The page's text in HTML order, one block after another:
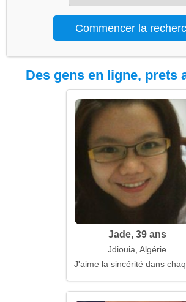
Des gens en ligne, prets
Jade, 39 ans
Jdiouia, Algérie
J'aime la sincérité dans